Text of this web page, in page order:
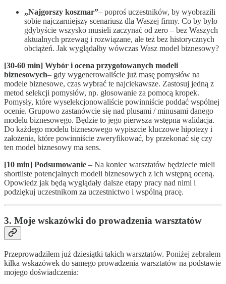
„Najgorszy koszmar”– poproś uczestników, by wyobrazili
sobie najczarniejszy scenariusz dla Waszej firmy. Co by było
gdybyście wszysko musieli zaczynać od zero – bez Waszych
aktualnych przewag i rozwiązane, ale też bez historycznych
obciążeń. Jak wyglądałby wówczas Wasz model biznesowy?
[30-60 min] Wybór i ocena przygotowanych modeli
biznesowych– gdy wygenerowaliście już masę pomysłów na
modele biznesowe, czas wybrać te najciekawsze. Zastosuj jedną z
metod selekcji pomysłów, np. głosowanie za pomocą kropek.
Pomysły, które wyselekcjonowaliście powinniście poddać wspólnej
ocenie. Grupowo zastanówcie się nad plusami / minusami danego
modelu biznesowego. Będzie to jego pierwsza wstępna walidacja.
Do każdego modelu biznesowego wypiszcie kluczowe hipotezy i
założenia, które powinniście zweryfikować, by przekonać się czy
ten model biznesowy ma sens.
[10 min] Podsumowanie – Na koniec warsztatów będziecie mieli
shortliste potencjalnych modeli biznesowych z ich wstępną oceną.
Opowiedz jak będą wyglądały dalsze etapy pracy nad nimi i
podziękuj uczestnikom za uczestnictwo i wspólną pracę.
3. Moje wskazówki do prowadzenia warsztatów
Przeprowadziłem już dziesiątki takich warsztatów. Poniżej zebrałem
kilka wskazówek do samego prowadzenia warsztatów na podstawie
mojego doświadczenia: